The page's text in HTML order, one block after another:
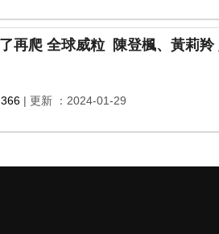
366 | 更新 ：2024-01-29